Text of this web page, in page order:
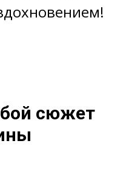
сюжет